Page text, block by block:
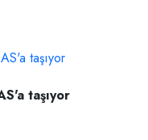
taşıyor